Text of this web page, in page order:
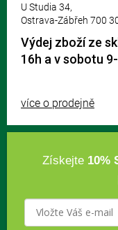
U Studia 34,
Ostrava-Zábřeh 700
Výdej zboží ze
16h a v sobotu
více o prodejně
Získejte 10%